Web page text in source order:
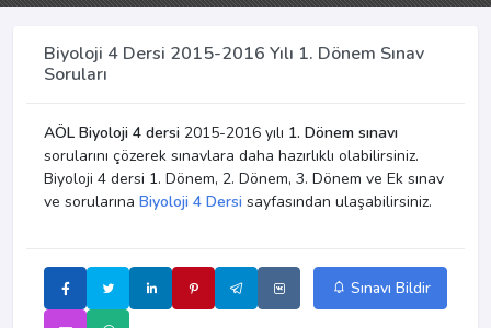
Biyoloji 4 Dersi 2015-2016 Yılı 1. Dönem Sınav
Soruları
AÖL Biyoloji 4 dersi 2015-2016 yılı 1. Dönem sınavı
sorularını çözerek sınavlara daha hazırlıklı olabilirsiniz.
Biyoloji 4 dersi 1. Dönem, 2. Dönem, 3. Dönem ve Ek sınav
ve sorularına Biyoloji 4 Dersi sayfasından ulaşabilirsiniz.
Sınavı Bildir